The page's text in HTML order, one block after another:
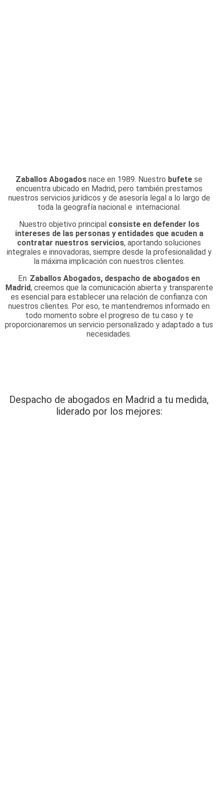
Zaballos Abogados nace en 1989. Nuestro bufete se
encuentra ubicado en Madrid, pero también prestamos
nuestros servicios jurídicos y de asesoría legal a lo largo de
toda la geografía nacional e internacional.
Nuestro objetivo principal consiste en defender los
intereses de las personas y entidades que acuden a
contratar nuestros servicios, aportando soluciones
integrales e innovadoras, siempre desde la profesionalidad y
la máxima implicación con nuestros clientes.
En Zaballos Abogados, despacho de abogados en
Madrid, creemos que la comunicación abierta y transparente
es esencial para establecer una relación de confianza con
nuestros clientes. Por eso, te mantendremos informado en
todo momento sobre el progreso de tu caso y te
proporcionaremos un servicio personalizado y adaptado a tus
necesidades.
Despacho de abogados en Madrid a tu medida,
liderado por los mejores: